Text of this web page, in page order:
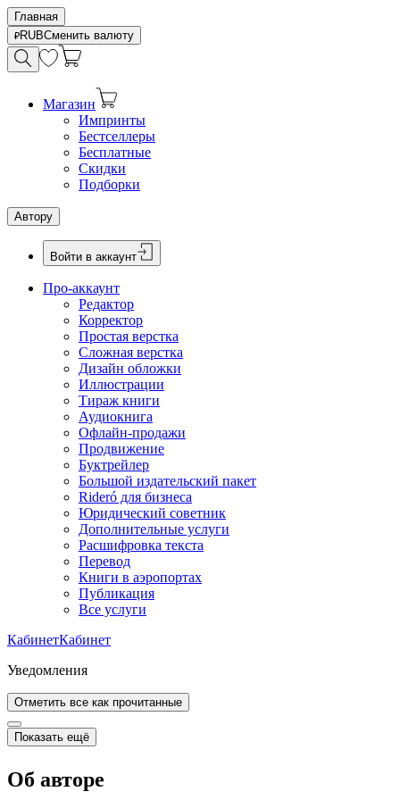
Главная
RUBСменить валюту
Магазин
Импринты
Бестселлеры
Бесплатные
Скидки
Подборки
Автору
Войти в аккаунт
Про-аккаунт
Редактор
Корректор
Простая верстка
Сложная верстка
Дизайн обложки
Иллюстрации
Тираж книги
Аудиокнига
Офлайн-продажи
Продвижение
Буктрейлер
Большой издательский пакет
Rideró для бизнеса
Юридический советник
Дополнительные услуги
Расшифровка текста
Перевод
Книги в аэропортах
Публикация
Все услуги
КабинетКабинет
Уведомления
Отметить все как прочитанные
Показать ещё
Об авторе